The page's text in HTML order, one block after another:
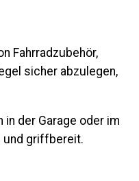
Fahrradzubehör,
sicher abzulegen,
in der Garage oder im
und griffbereit.